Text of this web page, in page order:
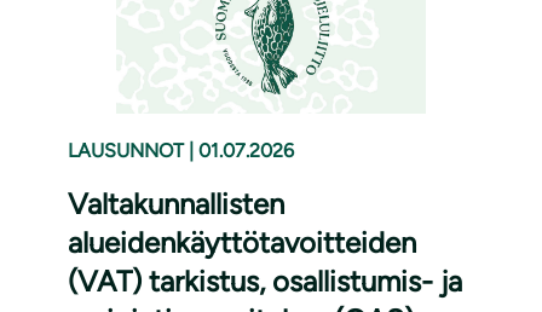
LAUSUNNOT 01.07.2026
Valtakunnallisten
alueidenkäyttötavoitteiden
(VAT) tarkistus, osallistumis- ja